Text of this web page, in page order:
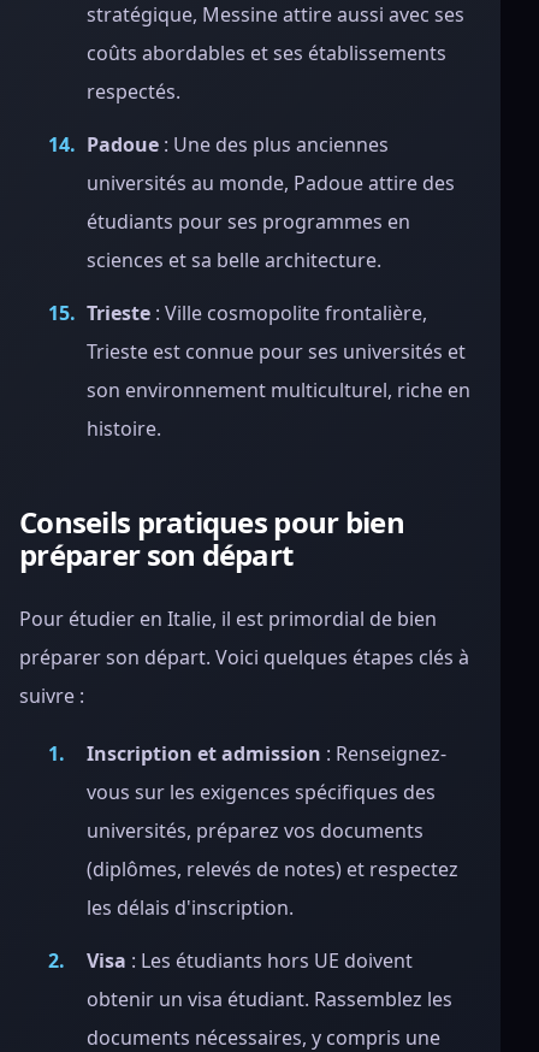
stratégique, Messine attire aussi avec ses
coûts abordables et ses établissements
respectés.
Padoue : Une des plus anciennes
universités au monde, Padoue attire des
étudiants pour ses programmes en
sciences et sa belle architecture.
Trieste : Ville cosmopolite frontalière,
Trieste est connue pour ses universités et
son environnement multiculturel, riche en
histoire.
Conseils pratiques pour bien
préparer son départ
Pour étudier en Italie, il est primordial de bien
préparer son départ. Voici quelques étapes clés à
suivre :
Inscription et admission : Renseignez-
vous sur les exigences spécifiques des
universités, préparez vos documents
(diplômes, relevés de notes) et respectez
les délais d'inscription.
Visa : Les étudiants hors UE doivent
obtenir un visa étudiant. Rassemblez les
documents nécessaires, y compris une